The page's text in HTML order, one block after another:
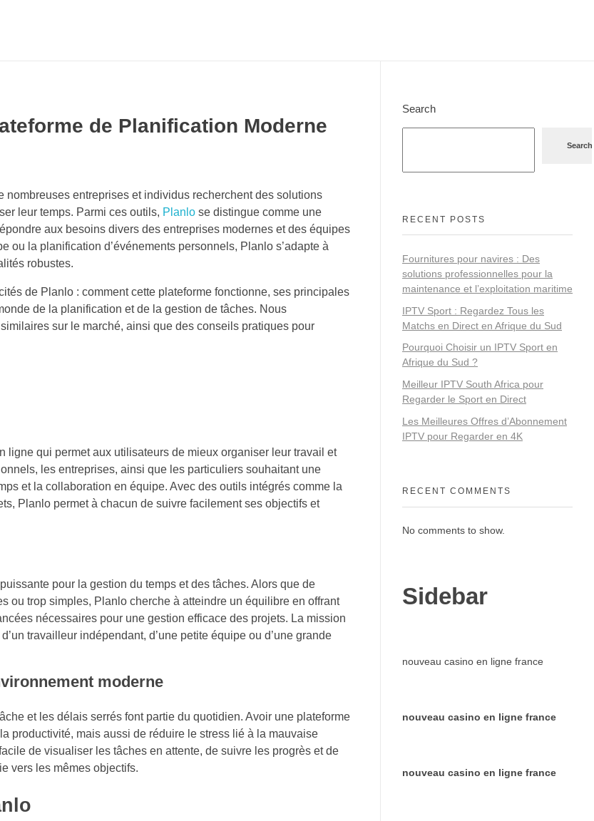
de Planification Moderne
entreprises et individus recherchent des solutions
leur temps. Parmi ces outils, Planlo se distingue comme une
aux besoins divers des entreprises modernes et des équipes
ou la planification d’événements personnels, Planlo s’adapte à
robustes.
de Planlo : comment cette plateforme fonctionne, ses principales
de la planification et de la gestion de tâches. Nous
sur le marché, ainsi que des conseils pratiques pour
qui permet aux utilisateurs de mieux organiser leur travail et
les entreprises, ainsi que les particuliers souhaitant une
et la collaboration en équipe. Avec des outils intégrés comme la
Planlo permet à chacun de suivre facilement ses objectifs et
pour la gestion du temps et des tâches. Alors que de
ou trop simples, Planlo cherche à atteindre un équilibre en offrant
nécessaires pour une gestion efficace des projets. La mission
travailleur indépendant, d’une petite équipe ou d’une grande
moderne
et les délais serrés font partie du quotidien. Avoir une plateforme
productivité, mais aussi de réduire le stress lié à la mauvaise
de visualiser les tâches en attente, de suivre les progrès et de
vers les mêmes objectifs.
Search
Search
RECENT POSTS
Fournitures pour navires : Des
solutions professionnelles pour la
maintenance et l’exploitation maritime
IPTV Sport : Regardez Tous les
Matchs en Direct en Afrique du Sud
Pourquoi Choisir un IPTV Sport en
Afrique du Sud ?
Meilleur IPTV South Africa pour
Regarder le Sport en Direct
Les Meilleures Offres d’Abonnement
IPTV pour Regarder en 4K
RECENT COMMENTS
No comments to show.
Sidebar
nouveau casino en ligne france
nouveau casino en ligne france
nouveau casino en ligne france